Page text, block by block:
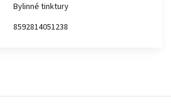
Bylinné tinktury
8592814051238